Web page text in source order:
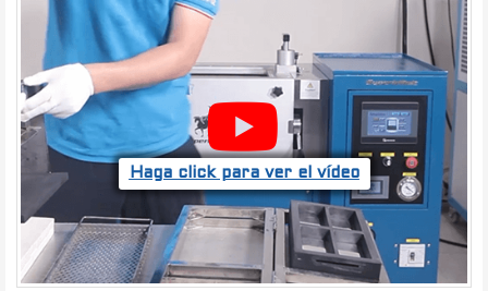
Haga click para ver el vídeo